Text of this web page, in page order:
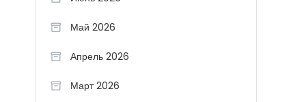
Май 2026
Апрель 2026
Март 2026